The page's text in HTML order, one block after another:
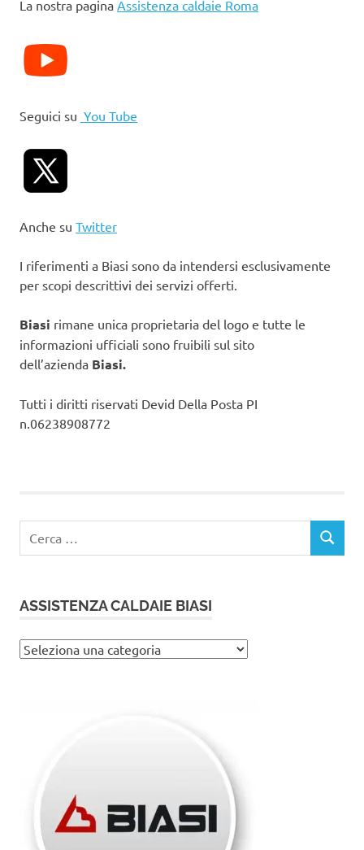
La nostra pagina Assistenza caldaie Roma
Seguici su You Tube
Anche su Twitter
I riferimenti a Biasi sono da intendersi esclusivamente
per scopi descrittivi dei servizi offerti.
Biasi rimane unica proprietaria del logo e tutte le
informazioni ufficiali sono fruibili sul sito
dell’azienda Biasi.
Tutti i diritti riservati Devid Della Posta PI
n.06238908772
per:
CERCA
ASSISTENZA CALDAIE BIASI
Assistenza